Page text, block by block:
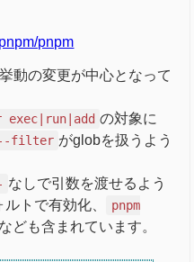
pnpm
動の変更が中心となって
exec|run|add の対象に
filter がglobを扱うよう
なしで引数を渡せるよう
トで有効化、
pnpm
ども含まれています。